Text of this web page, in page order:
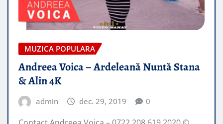
MUZICA POPULARA
Andreea Voica – Ardeleană Nuntă Stana
& Alin 4K
admin dec. 29, 2019 0